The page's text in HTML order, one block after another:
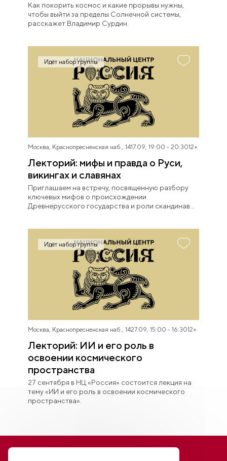
Как покорить космос и какие прорывы нужны,
чтобы выйти за пределы Солнечной системы,
расскажет Владимир Сурдин.
Идёт набор группы
Москва, Краснопресненская наб., 1417.09, 19:00 - 20:3012+
Лекторий: мифы и правда о Руси,
викингах и славянах
Приглашаем на встречу, посвященную разбору
ключевых мифов о происхождении
Древнерусского государства и роли скандинавов
Идёт набор группы
Москва, Краснопресненская наб., 1427.09, 15:00 - 16:3012+
Лекторий: ИИ и его роль в
освоении космического
пространства
27 сентября в НЦ «Россия» состоится лекция на
тему «ИИ и его роль в освоении космического
пространства».